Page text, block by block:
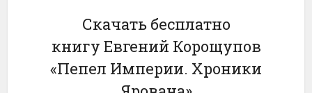
Скачать бесплатно
книгу Евгений Корощупов
«Пепел Империи. Хроники